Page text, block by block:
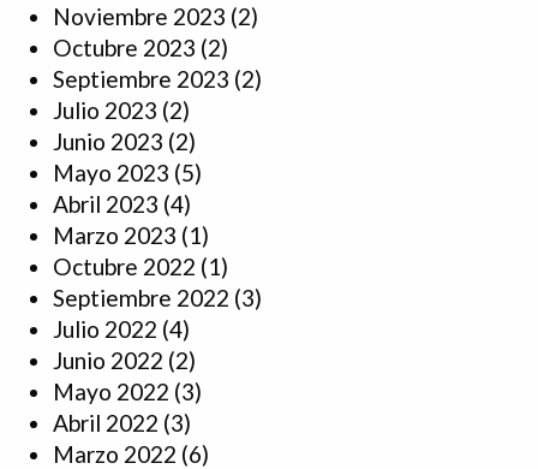
Noviembre 2023 (2)
Octubre 2023 (2)
Septiembre 2023 (2)
Julio 2023 (2)
Junio 2023 (2)
Mayo 2023 (5)
Abril 2023 (4)
Marzo 2023 (1)
Octubre 2022 (1)
Septiembre 2022 (3)
Julio 2022 (4)
Junio 2022 (2)
Mayo 2022 (3)
Abril 2022 (3)
Marzo 2022 (6)